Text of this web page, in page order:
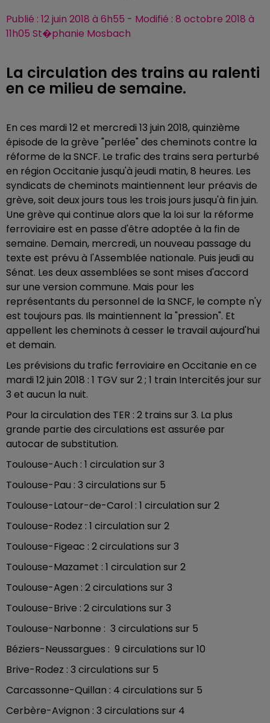
Publié : 12 juin 2018 à 6h55 - Modifié : 8 octobre 2018 à
11h05 St�phanie Mosbach
La circulation des trains au ralenti
en ce milieu de semaine.
En ces mardi 12 et mercredi 13 juin 2018, quinzième
épisode de la grève "perlée" des cheminots contre la
réforme de la SNCF. Le trafic des trains sera perturbé
en région Occitanie jusqu'à jeudi matin, 8 heures. Les
syndicats de cheminots maintiennent leur préavis de
grève, soit deux jours tous les trois jours jusqu'à fin juin.
Une grève qui continue alors que la loi sur la réforme
ferroviaire est en passe d'être adoptée à la fin de
semaine. Demain, mercredi, un nouveau passage du
texte est prévu à l'Assemblée nationale. Puis jeudi au
Sénat. Les deux assemblées se sont mises d'accord
sur une version commune. Mais pour les
représentants du personnel de la SNCF, le compte n'y
est toujours pas. Ils maintiennent la "pression". Et
appellent les cheminots à cesser le travail aujourd'hui
et demain.
Les prévisions du trafic ferroviaire en Occitanie en ce
mardi 12 juin 2018 : 1 TGV sur 2 ; 1 train Intercités jour sur
3 et aucun la nuit.
Pour la circulation des TER : 2 trains sur 3. La plus
grande partie des circulations est assurée par
autocar de substitution.
Toulouse-Auch : 1 circulation sur 3
Toulouse-Pau : 3 circulations sur 5
Toulouse-Latour-de-Carol : 1 circulation sur 2
Toulouse-Rodez : 1 circulation sur 2
Toulouse-Figeac : 2 circulations sur 3
Toulouse-Mazamet : 1 circulation sur 2
Toulouse-Agen : 2 circulations sur 3
Toulouse-Brive : 2 circulations sur 3
Toulouse-Narbonne : 3 circulations sur 5
Béziers-Neussargues : 9 circulations sur 10
Brive-Rodez : 3 circulations sur 5
Carcassonne-Quillan : 4 circulations sur 5
Cerbère-Avignon : 3 circulations sur 4